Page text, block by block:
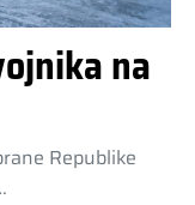
na
Republike